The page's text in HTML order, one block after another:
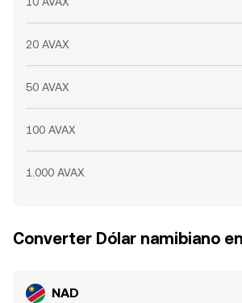
20 AVAX
50 AVAX
100 AVAX
1.000 AVAX
Converter Dólar namibiano
NAD